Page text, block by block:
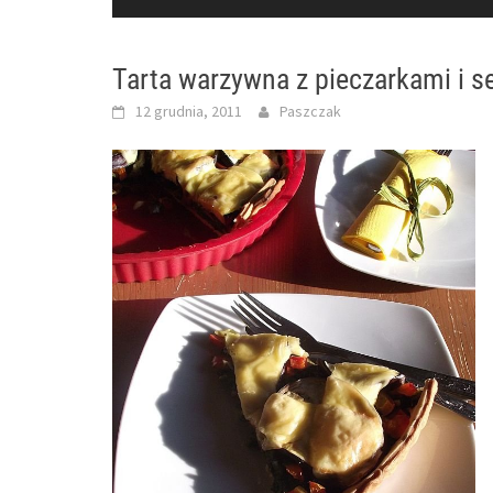
Tarta warzywna z pieczarkami i
12 grudnia, 2011 Paszczak